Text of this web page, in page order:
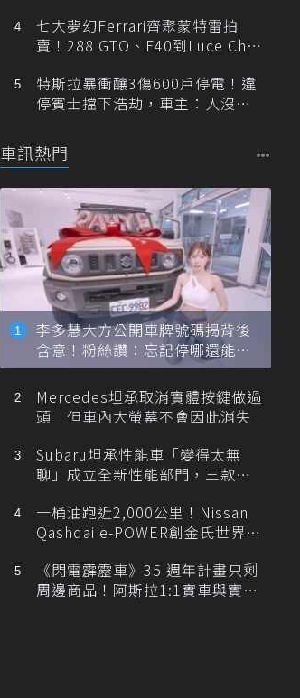
七大夢幻Ferrari齊聚蒙特雷拍
賣！288 GTO、F40到Luce Cha
特斯拉暴衝釀3傷600戶停電！違
停賓士擋下浩劫，車主：人沒事
車訊熱門
李多慧大方公開車牌號碼揭背後
含意！粉絲讚：忘記停哪還能幫
忙找車
Mercedes坦承取消實體按鍵做過
頭 但車內大螢幕不會因此消失
Subaru坦承性能車「變得太無
聊」成立全新性能部門，三款手
一桶油跑近2,000公里！Nissan
Qashqai e-POWER創金氏世界紀
《閃電霹靂車》35 週年計畫只剩
周邊商品！阿斯拉1:1實車與實體